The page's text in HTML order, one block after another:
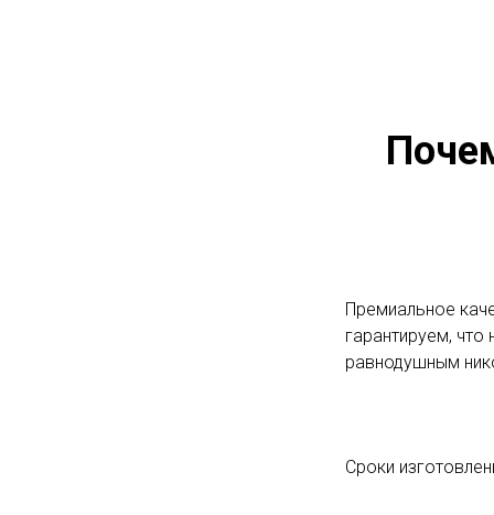
Премиальное
гарантируем,
равнодушным
Сроки